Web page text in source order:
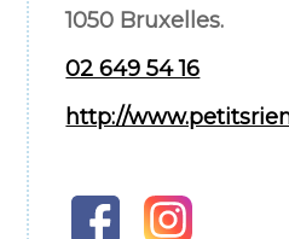
1050 Bruxelles.
02 649 54 16
http://